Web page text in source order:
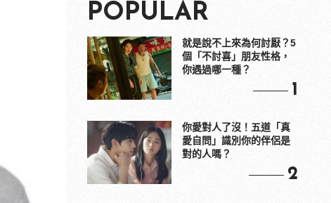
POPULAR
就是說不上來為何討厭？5
個「不討喜」朋友性格，
你遇過哪一種？
1
你愛對人了沒！五道「真
愛自問」識別你的伴侶是
對的人嗎？
2